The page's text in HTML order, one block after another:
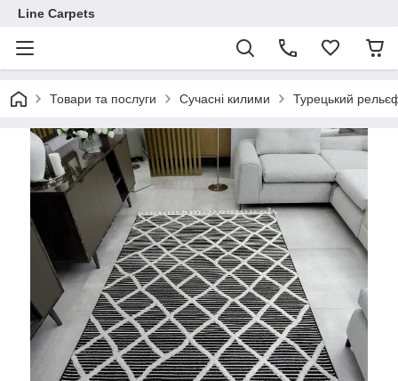
Line Carpets
Товари та послуги Сучасні килими Турецький